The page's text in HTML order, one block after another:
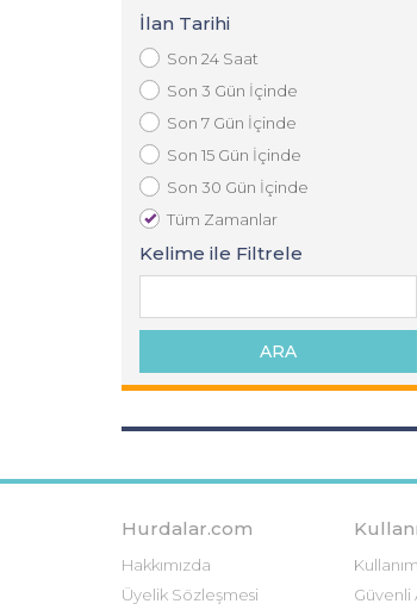
İlan Tarihi
Son 24 Saat
Son 3 Gün İçinde
Son 7 Gün İçinde
Son 15 Gün İçinde
Son 30 Gün İçinde
Tüm Zamanlar
Kelime ile Filtrele
Hurdalar.com
Hakkımızda
Üyelik Sözleşmesi
Güvenli